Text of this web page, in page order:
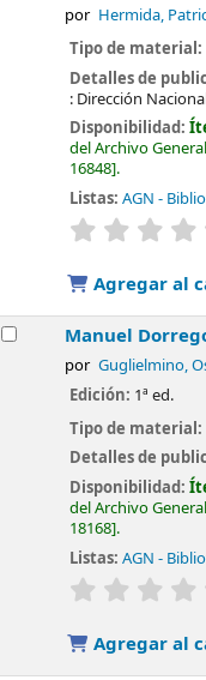
por Hermida,
Tipo de material:
Detalles de
: Dirección
Disponibilidad:
del Archivo
16848 .
Listas: AGN -
valoración
Agregar al
Manuel
por Guglielmino,
Edición: 1ª ed.
Tipo de material:
Detalles de
Disponibilidad:
del Archivo
18168 .
Listas: AGN -
valoración
Agregar al